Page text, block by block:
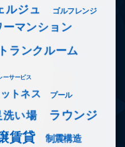
ルジュ ゴルフレンジ
ーマンション
トランクルーム
ーサービス
トネス プール
洗い場 ラウンジ
賃貸 制震構造